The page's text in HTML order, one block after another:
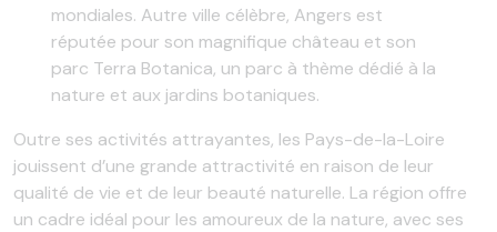
mondiales. Autre ville célèbre, Angers est
réputée pour son magnifique château et son
parc Terra Botanica, un parc à thème dédié à la
nature et aux jardins botaniques.
Outre ses activités attrayantes, les Pays-de-la-Loire
jouissent d’une grande attractivité en raison de leur
qualité de vie et de leur beauté naturelle. La région offre
un cadre idéal pour les amoureux de la nature, avec ses